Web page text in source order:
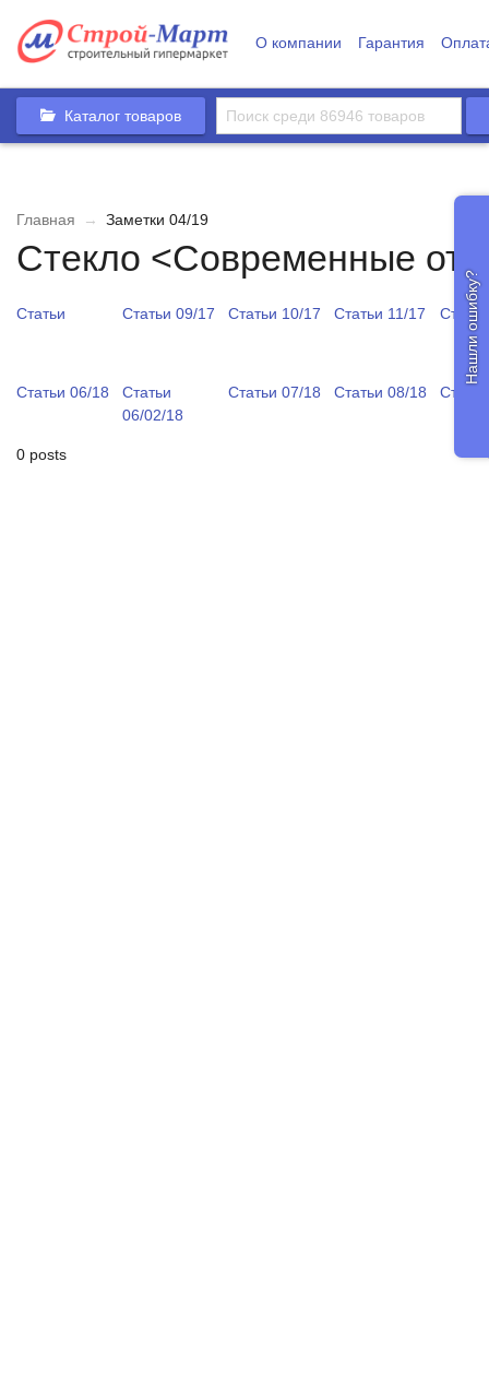
О компании Гарантия
Каталог товаров
Главная → Заметки 04/19
Стекло <Современные
Статьи Статьи 09/17 Статьи 10/17 Статьи 11/17
Статьи 06/18
Статьи
06/02/18
Статьи 07/18 Статьи 08/18
0 posts
Нашли ошибку?